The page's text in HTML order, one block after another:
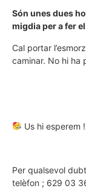
Són unes dues
migdia per a fer
Cal portar
caminar. No hi ha
Us hi esperem
Per qualsevol
telèfon ; 629 03